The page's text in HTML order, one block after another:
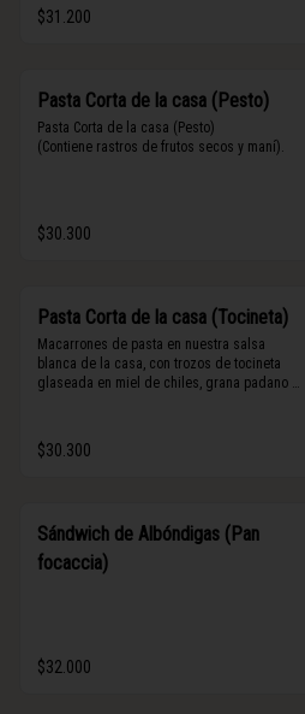
$31.200
Pasta Corta de la casa (Pesto)
Pasta Corta de la casa (Pesto)
(Contiene rastros de frutos secos y maní).
$30.300
Pasta Corta de la casa (Tocineta)
Macarrones de pasta en nuestra salsa
blanca de la casa, con trozos de tocineta
glaseada en miel de chiles, grana padano y
$30.300
Sándwich de Albóndigas (Pan
focaccia)
$32.000